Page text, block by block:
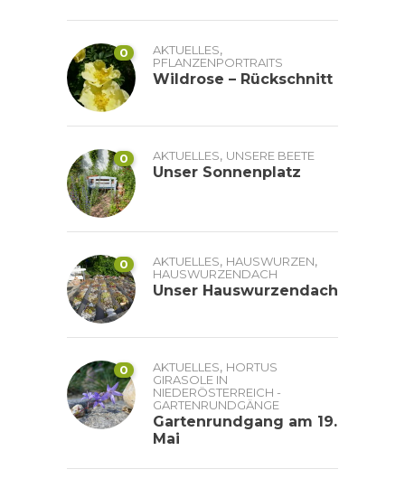
0 AKTUELLES,
PFLANZENPORTRAITS
Wildrose – Rückschnitt
0 AKTUELLES, UNSERE BEETE
Unser Sonnenplatz
0 AKTUELLES, HAUSWURZEN,
HAUSWURZENDACH
Unser Hauswurzendach
0 AKTUELLES, HORTUS
GIRASOLE IN
NIEDERÖSTERREICH -
GARTENRUNDGÄNGE
Gartenrundgang am 19.
Mai